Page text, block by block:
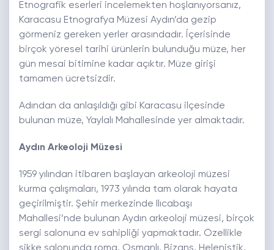
Etnografik eserleri incelemekten hoşlanıyorsanız,
Karacasu Etnografya Müzesi Aydın’da gezip
görmeniz gereken yerler arasındadır. İçerisinde
birçok yöresel tarihi ürünlerin bulunduğu müze, her
gün mesai bitimine kadar açıktır. Müze girişi
tamamen ücretsizdir.
Adından da anlaşıldığı gibi Karacasu ilçesinde
bulunan müze, Yaylalı Mahallesinde yer almaktadır.
Aydın Arkeoloji Müzesi
1959 yılından itibaren başlayan arkeoloji müzesi
kurma çalışmaları, 1973 yılında tam olarak hayata
geçirilmiştir. Şehir merkezinde Ilıcabaşı
Mahallesi’nde bulunan Aydın arkeoloji müzesi, birçok
sergi salonuna ev sahipliği yapmaktadır. Özellikle